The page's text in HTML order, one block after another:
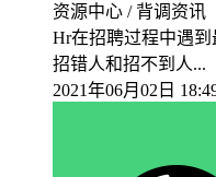
资源中心 / 背调资讯
Hr在招聘过程中遇
招错人和招不到人...
2021年06月02日